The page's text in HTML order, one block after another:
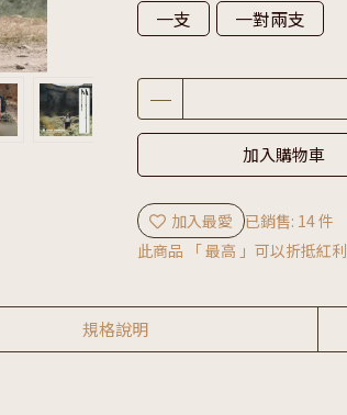
一支
一對兩支
加入購物車
加入最愛
已銷售: 14 件
此商品 「 最高 」可以折抵紅利
規格說明